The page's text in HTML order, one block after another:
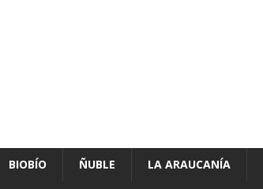
BIOBÍO ÑUBLE LA ARAUCANÍA